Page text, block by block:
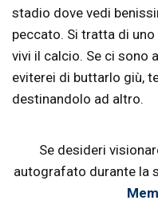
stadio dove vedi
peccato. Si tratta di
vivi il calcio. Se ci sono
eviterei di buttarlo giù,
destinandolo ad altro.
Se desideri
autografato durante la